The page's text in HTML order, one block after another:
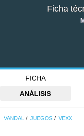
Ficha
FICHA
ANÁLISIS
VANDAL JUEGOS VEXX